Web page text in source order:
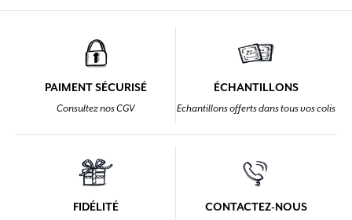
PAIMENT SÉCURISÉ
Consultez nos CGV
ÉCHANTILLONS
Echantillons offerts dans tous vos colis
FIDÉLITÉ CONTACTEZ-NOUS